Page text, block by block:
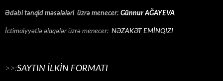
Ədəbi tənqid məsələləri üzrə menecer: Günnur AĞAYEVA
İctimaiyyətlə əlaqələr üzrə menecer: NƏZAKƏT EMİNQIZI
>>:SAYTIN İLKİN FORMATI